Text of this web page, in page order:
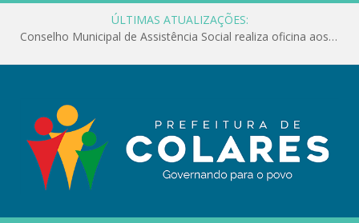
ÚLTIMAS ATUALIZAÇÕES:
Conselho Municipal de Assistência Social realiza oficina aos servidores